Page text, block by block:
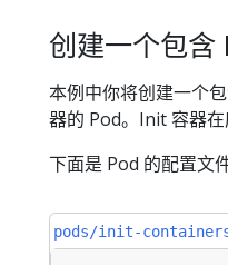
创建一个包
本例中你将创建一个
器的 Pod。Init 容器在
下面是 Pod 的配置文件
pods/init-